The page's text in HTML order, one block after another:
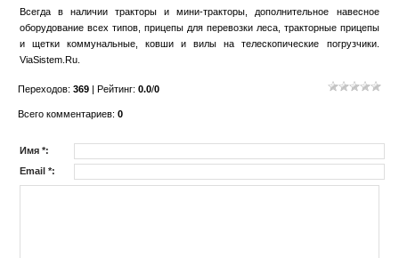
Всегда в наличии тракторы и мини-тракторы, дополнительное навесное
оборудование всех типов, прицепы для перевозки леса, тракторные прицепы
и щетки коммунальные, ковши и вилы на телескопические погрузчики.
ViaSistem.Ru.
Переходов: 369| Рейтинг: 0.0/0
Всего комментариев: 0
Имя *:
Email *: